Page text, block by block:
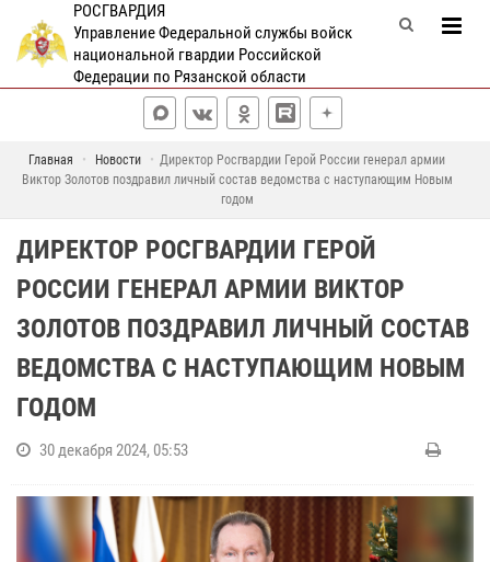
РОСГВАРДИЯ
Управление Федеральной службы войск
национальной гвардии Российской
Федерации по Рязанской области
Главная Новости
Директор Росгвардии Герой России генерал армии
Виктор Золотов поздравил личный состав ведомства с наступающим Новым
годом
ДИРЕКТОР РОСГВАРДИИ ГЕРОЙ
РОССИИ ГЕНЕРАЛ АРМИИ ВИКТОР
ЗОЛОТОВ ПОЗДРАВИЛ ЛИЧНЫЙ СОСТАВ
ВЕДОМСТВА С НАСТУПАЮЩИМ НОВЫМ
ГОДОМ
30 декабря 2024, 05:53